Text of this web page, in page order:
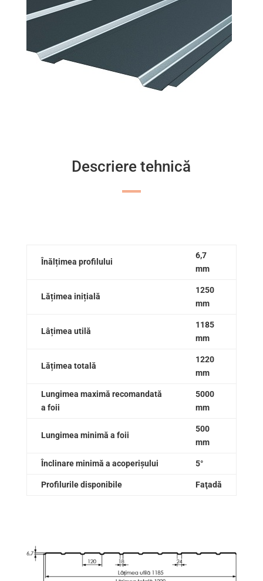
Descriere tehnică
Înălțimea profilului
6,7
mm
Lățimea inițială
1250
mm
Lâțimea utilă
1185
mm
Lățimea totală
1220
mm
Lungimea maximă recomandată
a foii
5000
mm
Lungimea minimă a foii
500
mm
Înclinare minimă a acoperișului 5°
Profilurile disponibile Faţadă